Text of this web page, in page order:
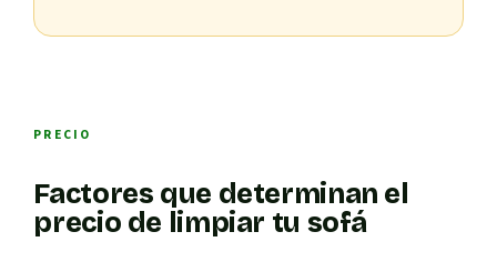
PRECIO
Factores que determinan el
precio de limpiar tu sofá